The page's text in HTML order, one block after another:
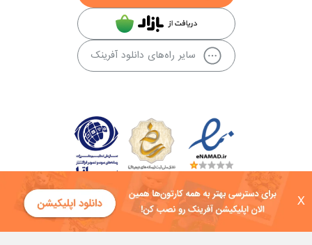
X
سایر راه‌های دانلود آفرینک
کلیه حقوق این سایت به شرکت توسعه فناوی هفت آسمان توکان تعلق دارد و